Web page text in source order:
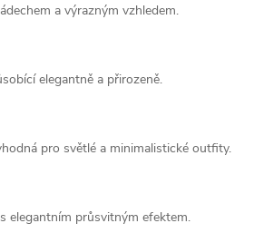
a výrazným vzhledem.
elegantně a přirozeně.
pro světlé a minimalistické outfity.
elegantním průsvitným efektem.